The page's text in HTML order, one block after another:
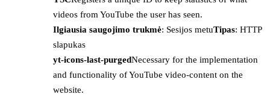
videos from YouTube the user has seen.
Ilgiausia saugojimo trukmė: Sesijos metuTipas: HTTP
slapukas
yt-icons-last-purgedNecessary for the implementation
and functionality of YouTube video-content on the
website.